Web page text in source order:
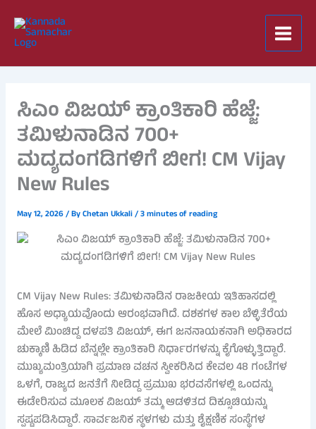
content
ಸಿಎಂ ವಿಜಯ್ ಕ್ರಾಂತಿಕಾರಿ ಹೆಜ್ಜೆ:
ತಮಿಳುನಾಡಿನ 700+
ಮದ್ಯದಂಗಡಿಗಳಿಗೆ ಬೀಗ! CM Vijay
New Rules
May 12, 2026/ ByChetan Ukkali/3 minutes of reading
CM Vijay New Rules: ತಮಿಳುನಾಡಿನ ರಾಜಕೀಯ ಇತಿಹಾಸದಲ್ಲಿ
ಹೊಸ ಅಧ್ಯಾಯವೊಂದು ಆರಂಭವಾಗಿದೆ. ದಶಕಗಳ ಕಾಲ ಬೆಳ್ಳಿತೆರೆಯ
ಮೇಲೆ ಮಿಂಚಿದ್ದ ದಳಪತಿ ವಿಜಯ್, ಈಗ ಜನನಾಯಕನಾಗಿ ಅಧಿಕಾರದ
ಚುಕ್ಕಾಣಿ ಹಿಡಿದ ಬೆನ್ನಲ್ಲೇ ಕ್ರಾಂತಿಕಾರಿ ನಿರ್ಧಾರಗಳನ್ನು ಕೈಗೊಳ್ಳುತ್ತಿದ್ದಾರೆ.
ಮುಖ್ಯಮಂತ್ರಿಯಾಗಿ ಪ್ರಮಾಣ ವಚನ ಸ್ವೀಕರಿಸಿದ ಕೇವಲ 48 ಗಂಟೆಗಳ
ಒಳಗೆ, ರಾಜ್ಯದ ಜನತೆಗೆ ನೀಡಿದ್ದ ಪ್ರಮುಖ ಭರವಸೆಗಳಲ್ಲಿ ಒಂದನ್ನು
ಈಡೇರಿಸುವ ಮೂಲಕ ವಿಜಯ್ ತಮ್ಮ ಆಡಳಿತದ ದಿಕ್ಸೂಚಿಯನ್ನು
ಸ್ಪಷ್ಟಪಡಿಸಿದ್ದಾರೆ. ಸಾರ್ವಜನಿಕ ಸ್ಥಳಗಳು ಮತ್ತು ಶೈಕ್ಷಣಿಕ ಸಂಸ್ಥೆಗಳ